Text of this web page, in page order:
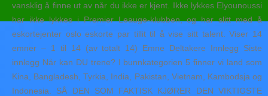
vansklig å finne ut av når du ikke er kjent. Ikke lykkes Elyounoussi
har ikke lykkes i Premier Leauge-klubben, og har slitt med å
eskortejenter oslo eskorte par tillit til å vise sitt talent. Viser 14
emner – 1 til 14 (av totalt 14) Emne Deltakere Innlegg Siste
innlegg Når kan DU trene? I bunnkategorien 5 finner vi land som
Kina, Bangladesh, Tyrkia, India, Pakistan, Vietnam, Kambodsja og
Indonesia. SÅ DEN SOM FAKTISK KJØRER DEN VIKTIGSTE